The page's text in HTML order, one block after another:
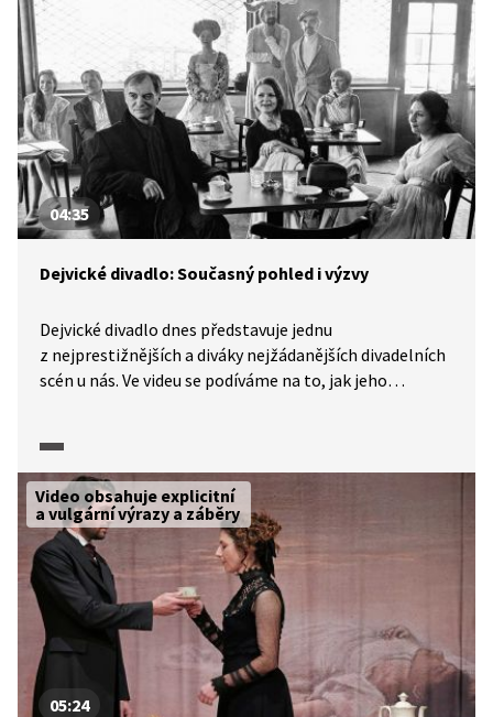
04:35
Dejvické divadlo: Současný pohled i výzvy
Dejvické divadlo dnes představuje jednu
z nejprestižnějších a diváky nejžádanějších divadelních
scén u nás. Ve videu se podíváme na to, jak jeho
Video obsahuje explicitní
a vulgární výrazy a záběry
05:24